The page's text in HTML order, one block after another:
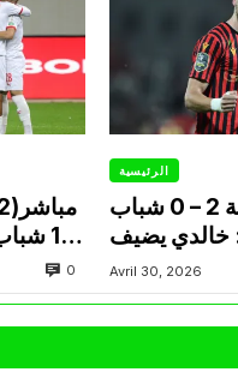
1
0
الرئيسية
اتحاد العاصمة 2 – 0 شباب
43′: خالدي يضيف
العاصمة
Avril 30, 2026